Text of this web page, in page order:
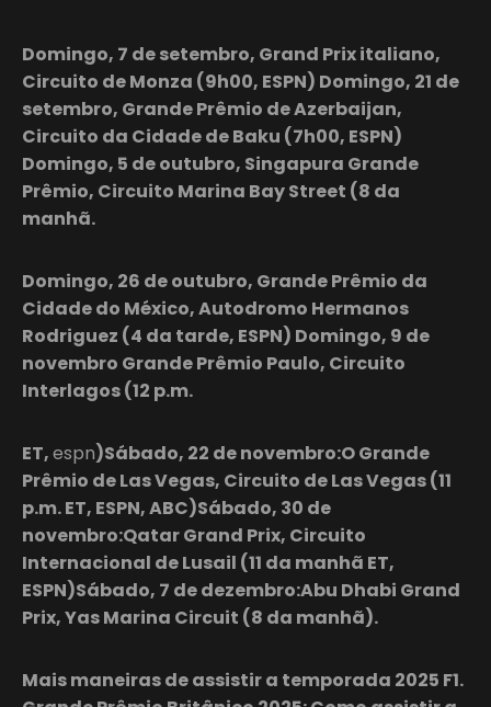
Domingo, 7 de setembro, Grand Prix italiano,
Circuito de Monza (9h00, ESPN) Domingo, 21 de
setembro, Grande Prêmio de Azerbaijan,
Circuito da Cidade de Baku (7h00, ESPN)
Domingo, 5 de outubro, Singapura Grande
Prêmio, Circuito Marina Bay Street (8 da
manhã.
Domingo, 26 de outubro, Grande Prêmio da
Cidade do México, Autodromo Hermanos
Rodriguez (4 da tarde, ESPN) Domingo, 9 de
novembro Grande Prêmio Paulo, Circuito
Interlagos (12 p.m.
ET,espn)Sábado, 22 de novembro:O Grande
Prêmio de Las Vegas, Circuito de Las Vegas (11
p.m. ET, ESPN, ABC)Sábado, 30 de
novembro:Qatar Grand Prix, Circuito
Internacional de Lusail (11 da manhã ET,
ESPN)Sábado, 7 de dezembro:Abu Dhabi Grand
Prix, Yas Marina Circuit (8 da manhã).
Mais maneiras de assistir a temporada 2025 F1.